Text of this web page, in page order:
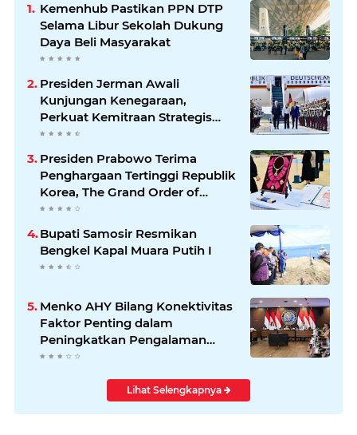
Kemenhub Pastikan PPN DTP
Selama Libur Sekolah Dukung
Daya Beli Masyarakat
Presiden Jerman Awali
Kunjungan Kenegaraan,
Perkuat Kemitraan Strategis
Indonesia–Jerman
Presiden Prabowo Terima
Penghargaan Tertinggi Republik
Korea, The Grand Order of
Mugunghwa
Bupati Samosir Resmikan
Bengkel Kapal Muara Putih I
Menko AHY Bilang Konektivitas
Faktor Penting dalam
Peningkatkan Pengalaman
Wisatawan
Lihat Selengkapnya